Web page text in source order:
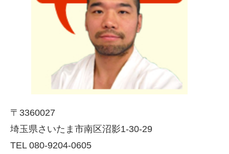
〒3360027
埼玉県さいたま市南区沼影1-30-29
TEL 080-9204-0605